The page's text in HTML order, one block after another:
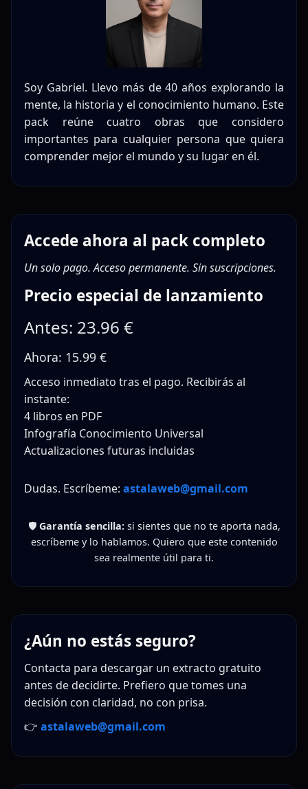
Soy Gabriel. Llevo más de 40 años explorando la
mente, la historia y el conocimiento humano. Este
pack reúne cuatro obras que considero
importantes para cualquier persona que quiera
comprender mejor el mundo y su lugar en él.
Accede ahora al pack completo
Un solo pago. Acceso permanente. Sin suscripciones.
Precio especial de lanzamiento
Antes: 23.96 €
Ahora: 15.99 €
Acceso inmediato tras el pago. Recibirás al
instante:
4 libros en PDF
Infografía Conocimiento Universal
Actualizaciones futuras incluidas
Dudas. Escríbeme: astalaweb@gmail.com
🛡️ Garantía sencilla:si sientes que no te aporta nada,
escríbeme y lo hablamos. Quiero que este contenido
sea realmente útil para ti.
¿Aún no estás seguro?
Contacta para descargar un extracto gratuito
antes de decidirte. Prefiero que tomes una
decisión con claridad, no con prisa.
👉 astalaweb@gmail.com